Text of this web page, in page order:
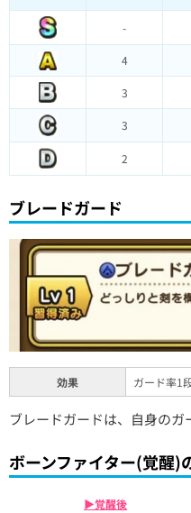
-
4
3
3
2
ブレードガード
効果 ガード率1
ブレードガードは、自身のガ
ボーンファイター(覚醒)
▶覚醒後